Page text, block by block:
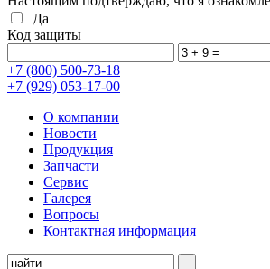
Да
Код защиты
+7 (800) 500-73-18
+7 (929) 053-17-00
О компании
Новости
Продукция
Запчасти
Сервис
Галерея
Вопросы
Контактная информация